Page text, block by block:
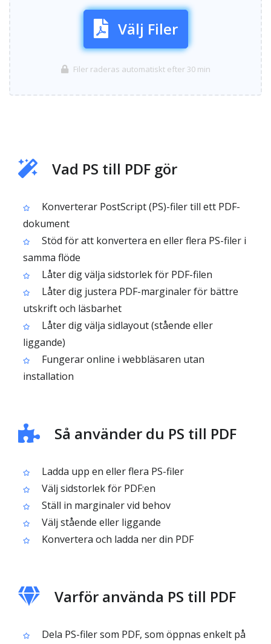
Välj Filer
Filer raderas automatiskt efter 30 min
Vad PS till PDF gör
Konverterar PostScript (PS)-filer till ett PDF-
dokument
Stöd för att konvertera en eller flera PS-filer i
samma flöde
Låter dig välja sidstorlek för PDF-filen
Låter dig justera PDF-marginaler för bättre
utskrift och läsbarhet
Låter dig välja sidlayout (stående eller
liggande)
Fungerar online i webbläsaren utan
installation
Så använder du PS till PDF
Ladda upp en eller flera PS-filer
Välj sidstorlek för PDF:en
Ställ in marginaler vid behov
Välj stående eller liggande
Konvertera och ladda ner din PDF
Varför använda PS till PDF
Dela PS-filer som PDF, som öppnas enkelt på